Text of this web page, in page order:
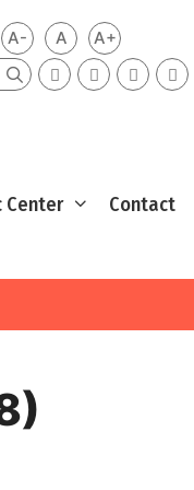
kontrast
A-Mniejsza czcionka
ADomyślna
A+Większa
Szukaj
Center Contact